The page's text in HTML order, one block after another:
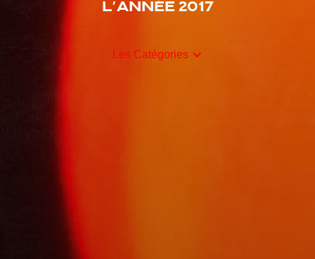
l'année 2017
Les Catégories